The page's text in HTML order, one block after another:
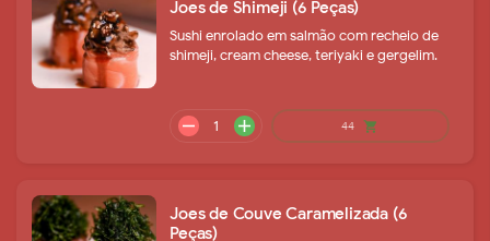
add 37
Joes de Shimeji (6 Peças)
Sushi enrolado em salmão com recheio de
shimeji, cream cheese, teriyaki e gergelim.
Joes de Couve Caramelizada (6
Peças)